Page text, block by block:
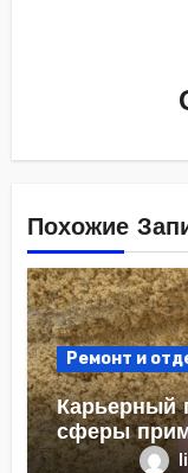
Похожие
Ремонт и
Карьерный
сферы